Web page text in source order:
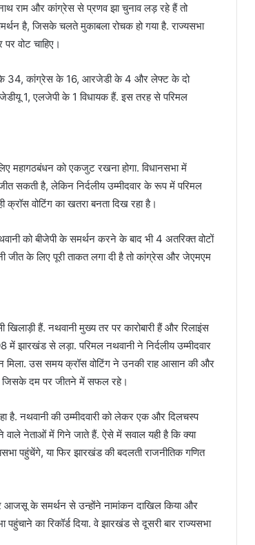
राम और कांग्रेस से प्रणव झा चुनाव लड़ रहे हैं तो
है, जिसके चलते मुकाबला रोचक हो गया है. राज्यसभा
वोट चाहिए।
के 34, कांग्रेस के 16, आरजेडी के 4 और लेफ्ट के दो
1, एलजेपी के 1 विधायक हैं. इस तरह से परिमल
महागठबंधन को एकजुट रखना होगा. विधानसभा में
सकती है, लेकिन निर्दलीय उम्मीदवार के रूप में परिमल
वोटिंग का खतरा बनता दिख रहा है।
को बीजेपी के समर्थन करने के बाद भी 4 अतरिक्त वोटों
के लिए पूरी ताकत लगा दी है तो कांग्रेस और जेएमएम
हैं. नथवानी मुख्य तर पर कारोबारी हैं और रिलाइंस
झारखंड से लड़ा. परिमल नथवानी ने निर्दलीय उम्मीदवार
मिला. उस समय क्रॉस वोटिंग ने उनकी राह आसान की और
जिसके दम पर जीतने में सफल रहे।
नथवानी की उम्मीदवारी को लेकर एक और दिलचस्प
नेताओं में गिने जाते हैं. ऐसे में सवाल यही है कि क्या
पहुंचेंगे, या फिर झारखंड की बदलती राजनीतिक गणित
आजसू के समर्थन से उन्होंने नामांकन दाखिल किया और
पहुंचाने का रिकॉर्ड दिया. वे झारखंड से दूसरी बार राज्यसभा